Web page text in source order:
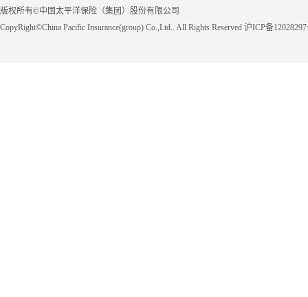
版权所有©中国太平洋保险（集团）股份有限公司
CopyRight©China Pacific Insurance(group) Co.,Ltd.. All Rights Reserved 沪ICP备